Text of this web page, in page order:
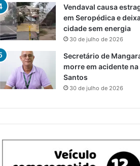
Vendaval causa
em Seropédica e
cidade sem energia
30 de julho de 2026
Secretário de
morre em acidente na
Santos
30 de julho de 2026